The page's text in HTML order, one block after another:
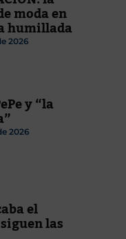
moda en
humillada
2026
y “la
2026
el
las